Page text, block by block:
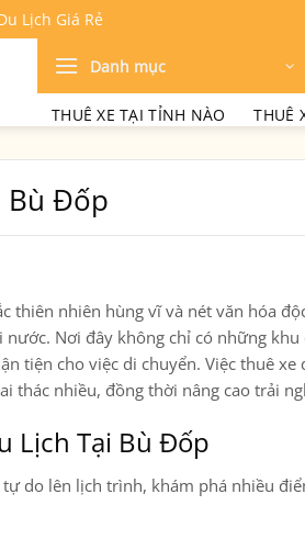
Lịch Giá Rẻ
Danh mục
THUÊ XE TẠI TỈNH NÀO THUÊ
Bù Đốp
thiên nhiên hùng vĩ và nét văn hóa
Nơi đây không chỉ có những
tiện cho việc di chuyển. Việc thuê
thác nhiều, đồng thời nâng cao trải
Lịch Tại Bù Đốp
tự do lên lịch trình, khám phá nhiều